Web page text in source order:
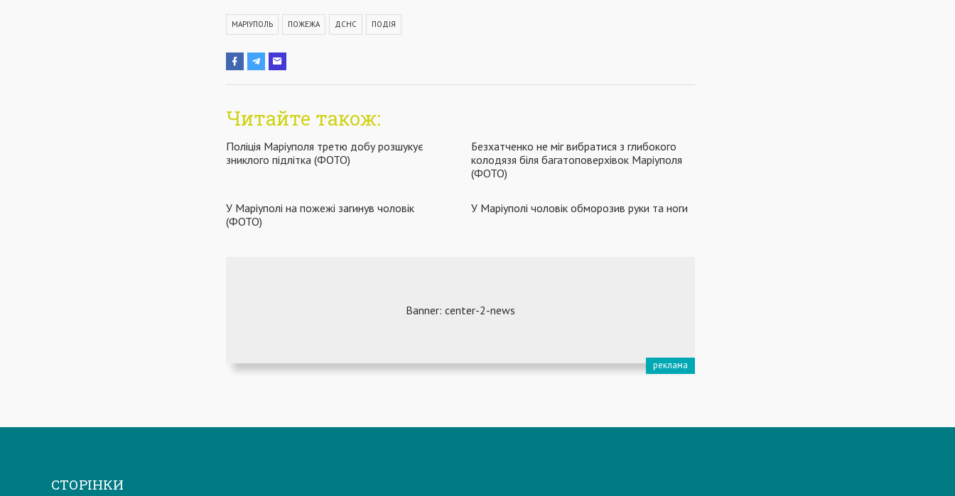
МАРІУПОЛЬ ПОЖЕЖА ДСНС ПОДІЯ
Читайте також:
Поліція Маріуполя третю добу розшукує
зниклого підлітка (ФОТО)
Безхатченко не міг вибратися з глибокого
колодязя біля багатоповерхівок Маріуполя
(ФОТО)
У Маріуполі на пожежі загинув чоловік
(ФОТО)
У Маріуполі чоловік обморозив руки та ноги
СТОРІНКИ